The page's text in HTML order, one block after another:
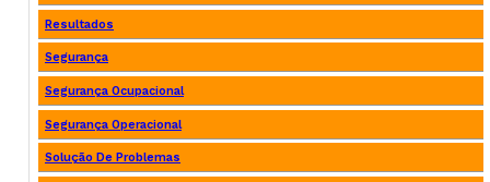
Resultados
Segurança
Segurança Ocupacional
Segurança Operacional
Solução De Problemas